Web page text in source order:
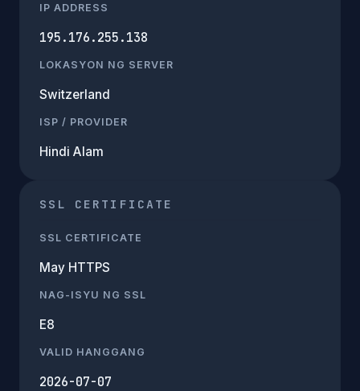
IP ADDRESS
195.176.255.138
LOKASYON NG SERVER
Switzerland
ISP / PROVIDER
Hindi Alam
SSL CERTIFICATE
SSL CERTIFICATE
May HTTPS
NAG-ISYU NG SSL
E8
VALID HANGGANG
2026-07-07